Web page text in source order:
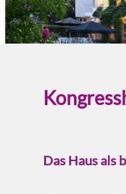
Das Haus als